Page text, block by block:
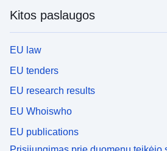
Kitos paslaugos
EU law
EU tenders
EU research results
EU Whoiswho
EU publications